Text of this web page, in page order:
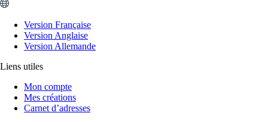
Version Française
Version Anglaise
Version Allemande
Liens utiles
Mon compte
Mes créations
Carnet d’adresses